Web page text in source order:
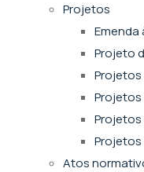
Projetos
Emenda
Projeto
Projetos
Projetos
Projetos
Atos